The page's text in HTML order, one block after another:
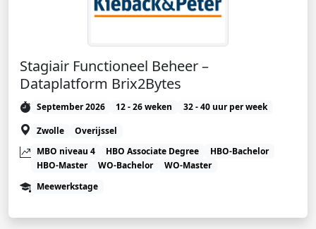
Stagiair Functioneel Beheer –
Dataplatform Brix2Bytes
September 2026 12 - 26 weken
32 - 40 uur per week
Zwolle
Overijssel
MBO niveau 4
HBO Associate Degree
HBO-Bachelor
HBO-Master
WO-Bachelor
WO-Master
Meewerkstage